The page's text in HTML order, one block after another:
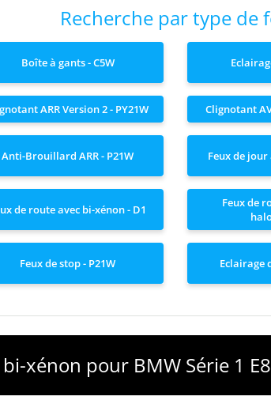
Recherche par type de
Boîte à gants - C5W
ARR Version 2 - PY21W Clignotant
Anti-Brouillard ARR - P21W Feux de jour
de route avec bi-xénon - D1
Feux de
Feux de stop - P21W Eclairage
xénon pour BMW Série 1